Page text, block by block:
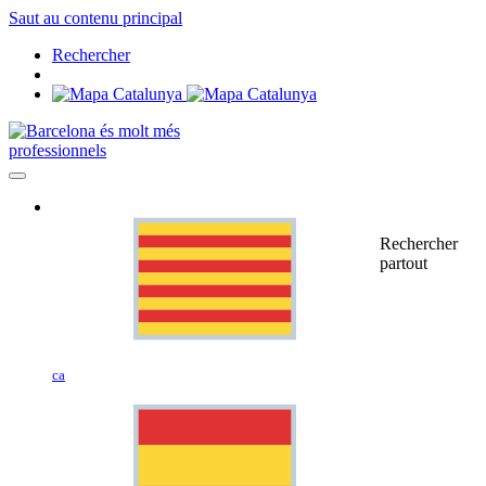
Saut au contenu principal
Rechercher
professionnels
ca
Rechercher
partout